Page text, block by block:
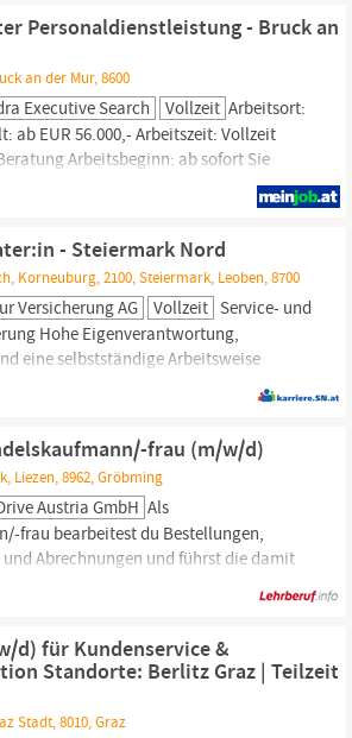
Personaldienstleistung - Bruck an
an der Mur, 8600
Executive Search Vollzeit Arbeitsort:
ab EUR 56.000,- Arbeitszeit: Vollzeit
Arbeitsbeginn: ab sofort Sie
in der Personaldienstleistung, im
und möchten einen erfolgreichen
- Steiermark Nord
Korneuburg, 2100, Steiermark, Leoben, 8700
Versicherung AG Vollzeit Service- und
Hohe Eigenverantwortung,
eine selbstständige Arbeitsweise
oder technische Ausbildung
sehr gute
und Schrift Wir bieten Sicherheit,
deiner Einkommenssituation
frau (m/w/d)
Liezen, 8962, Gröbming
Austria GmbH Als
frau bearbeitest du Bestellungen,
Abrechnungen und führst die damit
administrativen
und führst Verkaufs- und
unseren Kunden. Das bringst du mit:
Team- und
d) für Kundenservice &
Standorte: Berlitz Graz | Teilzeit
Stadt, 8010, Graz